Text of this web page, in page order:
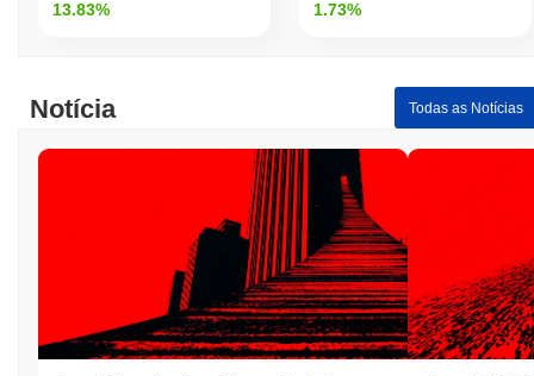
13.83% 1.73%
Notícia Todas as Notícias